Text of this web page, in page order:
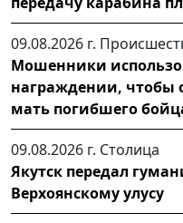
09.08.2026 г.
Мошенники
награждении, чтобы
мать погибшего
09.08.2026 г. Столица
Якутск передал
Верхоянскому улусу